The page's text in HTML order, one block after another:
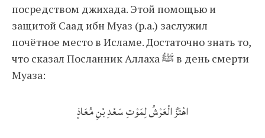
посредством джихада. Этой помощью и
защитой Саад ибн Муаз (р.а.) заслужил
почётное место в Исламе. Достаточно знать то,
что сказал Посланник Аллаха ﷺ в день смерти
Муаза:
اهْتَزَّ الْعَرْشُ لِمَوْتِ سَعْدِ بْنِ مُعَاذٍ